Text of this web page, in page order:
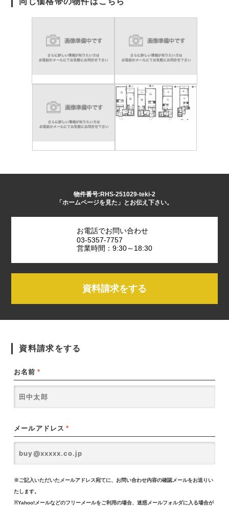
物件番号:RHS-251029-teki-2
「ホームページを見た」とお伝え下さい。
お電話でお問い合わせ
03-5357-7757
営業時間：9:30～18:30
資料請求をする
資料請求をする
お名前 *
メールアドレス *
※ご記入いただいたメールアドレス宛てに、お問い合わせ内容の確認メールをお送りい
たします。
※Yahoo!メールなどのフリーメールをご利用の場合、迷惑メールフォルダに入る場合が